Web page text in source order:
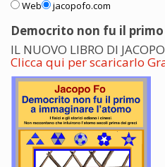
Web jacopofo.com
Democrito non fu il
IL NUOVO LIBRO DI
Clicca qui per scaricarlo